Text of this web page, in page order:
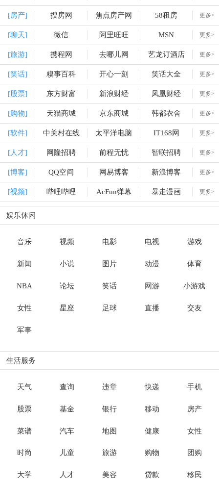
[房产] 搜房网 焦点房产网 58租房 更多>
[聊天] 微信 阿里旺旺 MSN 更多>
[旅游] 携程网 去哪儿网 艺龙订酒店 更多>
[笑话] 糗事百科 开心一刻 笑话大全 更多>
[股票] 东方财富 新浪财经 凤凰财经 更多>
[购物] 天猫商城 京东商城 韩都衣舍 更多>
[软件] 中关村在线 太平洋电脑 IT168网 更多>
[人才] 网隆招聘 前程无忧 智联招聘 更多>
[博客] QQ空间 网易博客 新浪博客 更多>
[视频] 哔哩哔哩 AcFun弹幕 暴走漫画 更多>
娱乐休闲
音乐 视频 电影 电视 游戏
新闻 小说 图片 动漫 体育
NBA 论坛 笑话 网游 小游戏
女性 星座 足球 直播 交友
军事
生活服务
天气 查询 违章 快递 手机
股票 基金 银行 移动 房产
菜谱 汽车 地图 健康 女性
时尚 儿童 旅游 购物 团购
大学 人才 美容 贷款 移民